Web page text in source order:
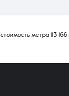
метра 113